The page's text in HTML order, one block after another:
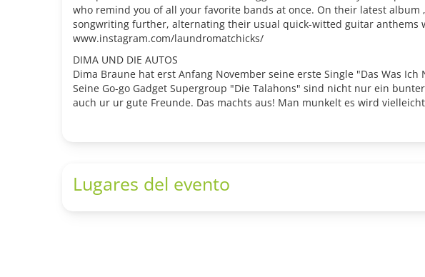
who remind you of all your favorite bands at once. On their latest album
songwriting further, alternating their usual quick-witted guitar anthems
www.instagram.com/laundromatchicks/
DIMA UND DIE AUTOS
Dima Braune hat erst Anfang November seine erste Single "Das Was
Seine Go-go Gadget Supergroup "Die Talahons" sind nicht nur ein
auch ur ur gute Freunde. Das machts aus! Man munkelt es wird
Lugares del evento